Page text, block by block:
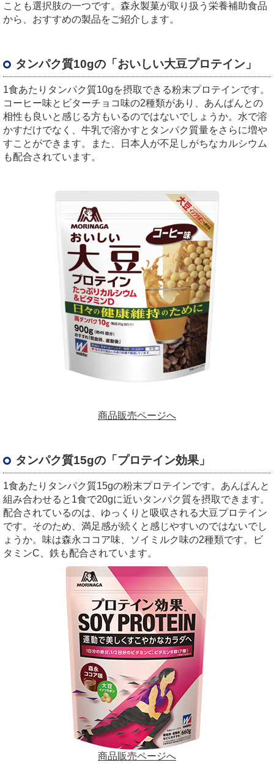
ことも選択肢の一つです。森永製菓が取り扱う栄養補助食品
から、おすすめの製品をご紹介します。
タンパク質10gの「おいしい大豆プロテイン」
1食あたりタンパク質10gを摂取できる粉末プロテインです。
コーヒー味とビターチョコ味の2種類があり、あんぱんとの
相性も良いと感じる方もいるのではないでしょうか。水で溶
かすだけでなく、牛乳で溶かすとタンパク質量をさらに増や
すことができます。また、日本人が不足しがちなカルシウム
も配合されています。
商品販売ページへ
タンパク質15gの「プロテイン効果」
1食あたりタンパク質15gの粉末プロテインです。あんぱんと
組み合わせると1食で20gに近いタンパク質を摂取できます。
配合されているのは、ゆっくりと吸収される大豆プロテイン
です。そのため、満足感が続くと感じやすいのではないでし
ょうか。味は森永ココア味、ソイミルク味の2種類です。ビ
タミンC、鉄も配合されています。
商品販売ページへ